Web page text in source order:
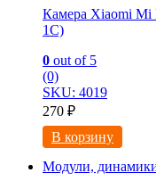
Камера Xiaomi Mi
1C)
0 out of 5
(0)
SKU: 4019
270 ₽
В корзину
Модули,